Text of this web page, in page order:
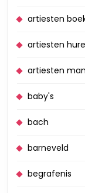
artiesten
artiesten
artiesten
baby's
bach
barneveld
begrafenis